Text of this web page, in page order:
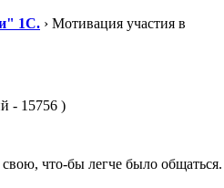
1С. › Мотивация участия в
- 15756 )
что-бы легче было общаться.